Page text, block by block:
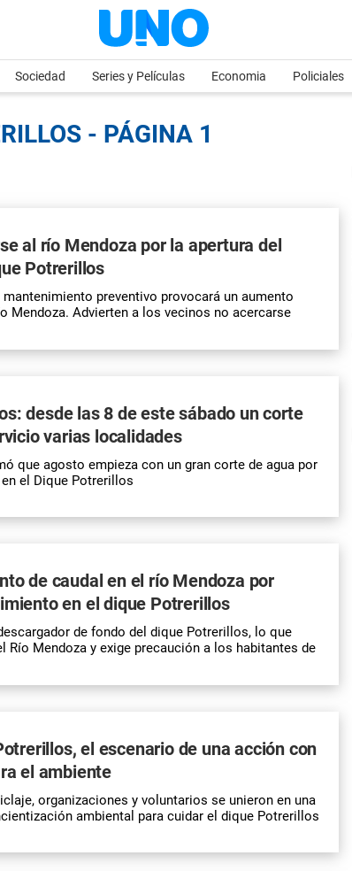
Sociedad Series y Películas Economia Policiales
- PÁGINA 1
al río Mendoza por la apertura del
Potrerillos
preventivo provocará un aumento
Mendoza. Advierten a los vecinos no acercarse
desde las 8 de este sábado un corte
varias localidades
que agosto empieza con un gran corte de agua por
el Dique Potrerillos
de caudal en el río Mendoza por
en el dique Potrerillos
de fondo del dique Potrerillos, lo que
Río Mendoza y exige precaución a los habitantes de
el escenario de una acción con
el ambiente
organizaciones y voluntarios se unieron en una
ambiental para cuidar el dique Potrerillos